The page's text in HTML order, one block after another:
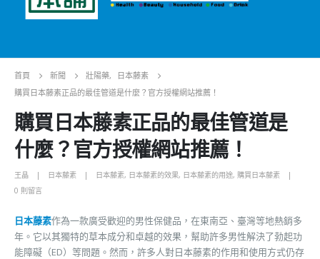
首頁 新聞 壯陽藥,
日本藤素
購買日本藤素正品的最佳管道是什麼？官方授權網站推薦！
購買日本藤素正品的最佳管道是
什麼？官方授權網站推薦！
王晶 日本藤素 日本藤素, 日本藤素的效果, 日本藤素的用途, 購買日本藤素
0 則留言
日本藤素作為一款廣受歡迎的男性保健品，在東南亞、臺灣等地熱銷多
年。它以其獨特的草本成分和卓越的效果，幫助許多男性解決了勃起功
能障礙（ED）等問題。然而，許多人對日本藤素的作用和使用方式仍存